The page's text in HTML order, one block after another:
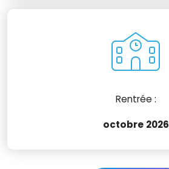
Rentrée :
octobre 2026